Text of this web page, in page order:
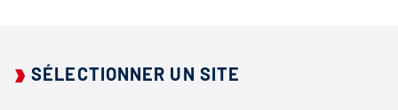
SÉLECTIONNER UN SITE